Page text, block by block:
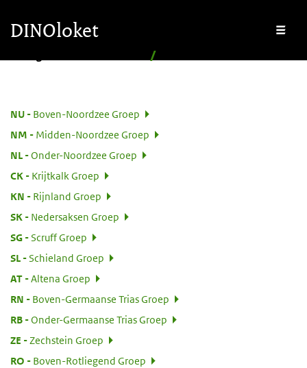
DINOloket
Nomenclator menu
NU:
Boven-Noordzee Groep
NM
Midden-Noordzee Groep
NL:
Onder-Noordzee Groep
CK:
Krijtkalk Groep
KN
Rijnland Groep
SK:
Nedersaksen Groep
SG:
Scruff Groep
SL:
Schieland Groep
AT:
Altena Groep
RN
Boven-Germaanse Trias Groep
RB:
Onder-Germaanse Trias Groep
ZE
Zechstein Groep
RO
Boven-Rotliegend Groep